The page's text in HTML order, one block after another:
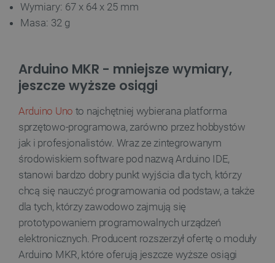
Wymiary: 67 x 64 x 25 mm
Masa: 32 g
Arduino MKR - mniejsze wymiary,
jeszcze wyższe osiągi
Arduino Uno to najchętniej wybierana platforma
sprzętowo-programowa, zarówno przez hobbystów
jak i profesjonalistów. Wraz ze zintegrowanym
środowiskiem software pod nazwą Arduino IDE,
stanowi bardzo dobry punkt wyjścia dla tych, którzy
chcą się nauczyć programowania od podstaw, a także
dla tych, którzy zawodowo zajmują się
prototypowaniem programowalnych urządzeń
elektronicznych. Producent rozszerzył ofertę o moduły
Arduino MKR, które oferują jeszcze wyższe osiągi
__cf_bm
Cloudflare Inc.
.inpost.pl
__cf_bm
Cloudflare Inc.